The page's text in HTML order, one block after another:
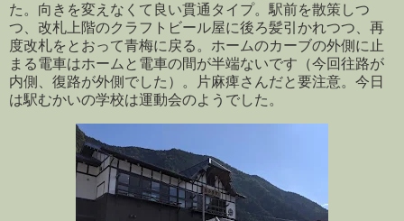
た。向きを変えなくて良い貫通タイプ。駅前を散策しつ
つ、改札上階のクラフトビール屋に後ろ髪引かれつつ、再
度改札をとおって青梅に戻る。ホームのカーブの外側に止
まる電車はホームと電車の間が半端ないです（今回往路が
内側、復路が外側でした）。片麻痺さんだと要注意。今日
は駅むかいの学校は運動会のようでした。